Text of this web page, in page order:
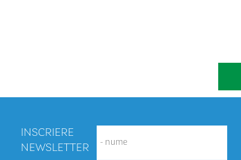
INSCRIERE
NEWSLETTER